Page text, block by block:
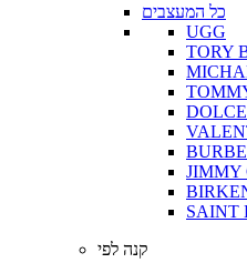
כל המעצבים
UGG
TORY
JIMMY
SAINT
קנה לפי